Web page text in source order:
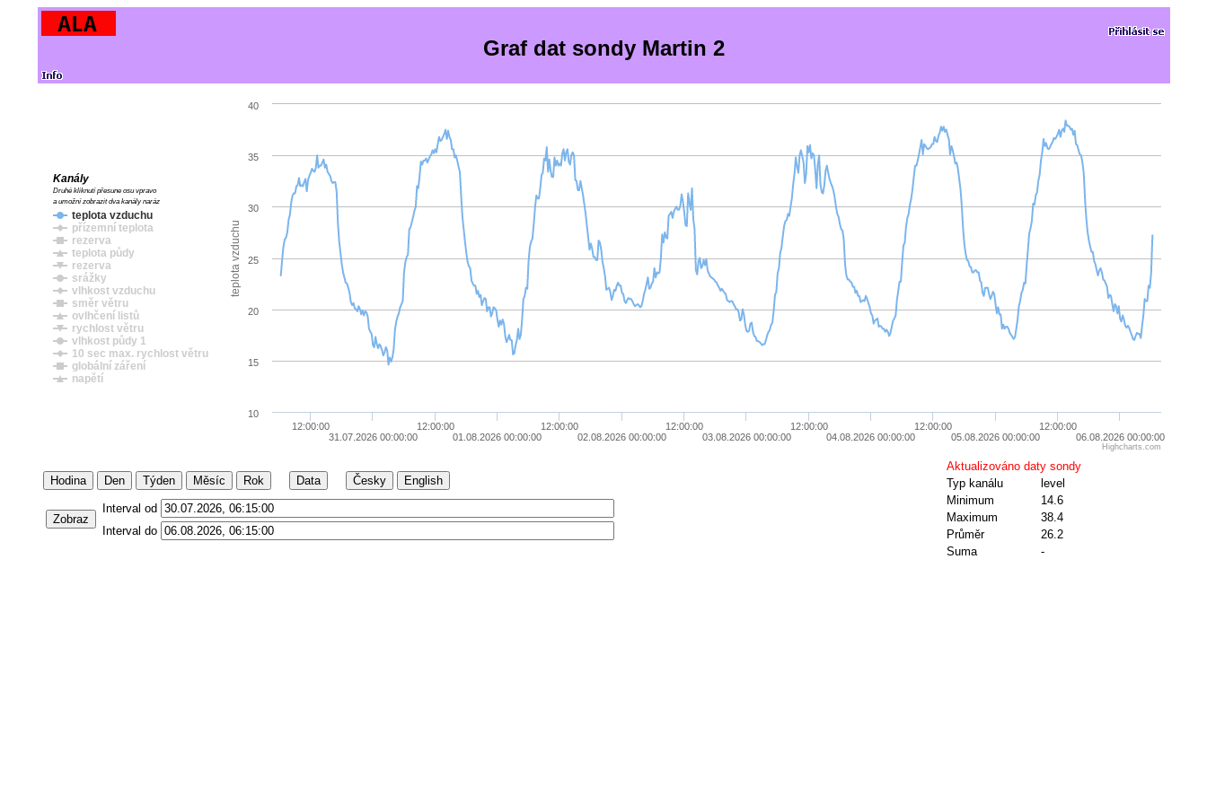
Graf dat sondy Martin 2
teplota vzduchu
teplota vzduchu
přízemní teplota
rezerva
teplota půdy
rezerva
srážky
vlhkost vzduchu
směr větru
ovlhčení listů
rychlost větru
vlhkost půdy 1
10 sec max. rychlost větru
globální záření
napětí
Kanály
Druhé kliknutí přesune osu vpravo
a umožní zobrazit dva kanály naráz
12:00:00
31.07.2026 00:00:00
12:00:00
01.08.2026 00:00:00
12:00:00
02.08.2026 00:00:00
12:00:00
03.08.2026 00:00:00
12:00:00
04.08.2026 00:00:00
12:00:00
05.08.2026 00:00:00
12:00:00
06.08.2026 00:00:00
10
15
20
25
30
35
40
Highcharts.com
Hodina Den Týden Měsíc Rok Data Česky English
Zobraz
Interval od
Interval do
Aktualizováno daty sondy
Typ kanálu
level
Minimum
14.6
Maximum
38.4
Průměr
26.2
Suma
-